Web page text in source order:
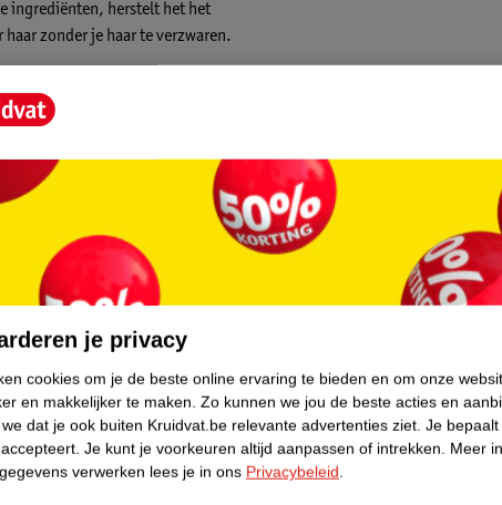
ingrediënten, herstelt het het
zonder je haar te verzwaren.
je privacy
cookies om je de beste online ervaring te bieden en om onze
en makkelijker te maken. Zo kunnen we jou de beste acties en
dat je ook buiten Kruidvat.be relevante advertenties ziet. Je
Je kunt je voorkeuren altijd aanpassen of intrekken. Meer
verwerken lees je in ons Privacybeleid.